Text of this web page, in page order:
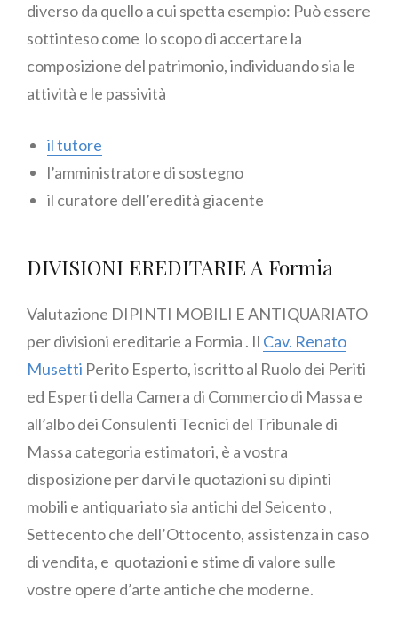
diverso da quello a cui spetta esempio: Può essere
sottinteso come lo scopo di accertare la
composizione del patrimonio, individuando sia le
attività e le passività
il tutore
l’amministratore di sostegno
il curatore dell’eredità giacente
DIVISIONI EREDITARIE A Formia
Valutazione DIPINTI MOBILI E ANTIQUARIATO
per divisioni ereditarie a Formia . Il Cav. Renato
Musetti Perito Esperto, iscritto al Ruolo dei Periti
ed Esperti della Camera di Commercio di Massa e
all’albo dei Consulenti Tecnici del Tribunale di
Massa categoria estimatori, è a vostra
disposizione per darvi le quotazioni su dipinti
mobili e antiquariato sia antichi del Seicento ,
Settecento che dell’Ottocento, assistenza in caso
di vendita, e quotazioni e stime di valore sulle
vostre opere d’arte antiche che moderne.